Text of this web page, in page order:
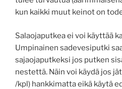
kun kaikki muut keinot on
Salaojaputkea ei voi käyttää
Umpinainen sadevesiputki
sajaojaputkeksi jos putken
nestettä. Näin voi käydä jos
/kpl) hankkimatta eikä käytä